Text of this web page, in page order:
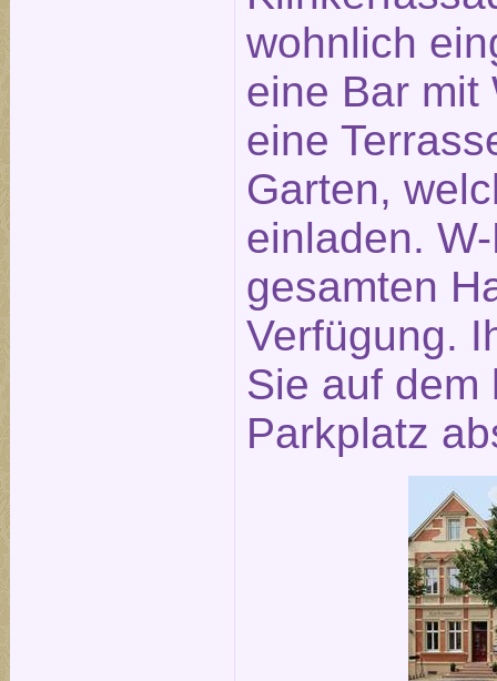
wohnlich
eine Bar mit
eine
Garten,
einladen.
gesamten
Verfügung.
Sie auf dem
Parkplatz